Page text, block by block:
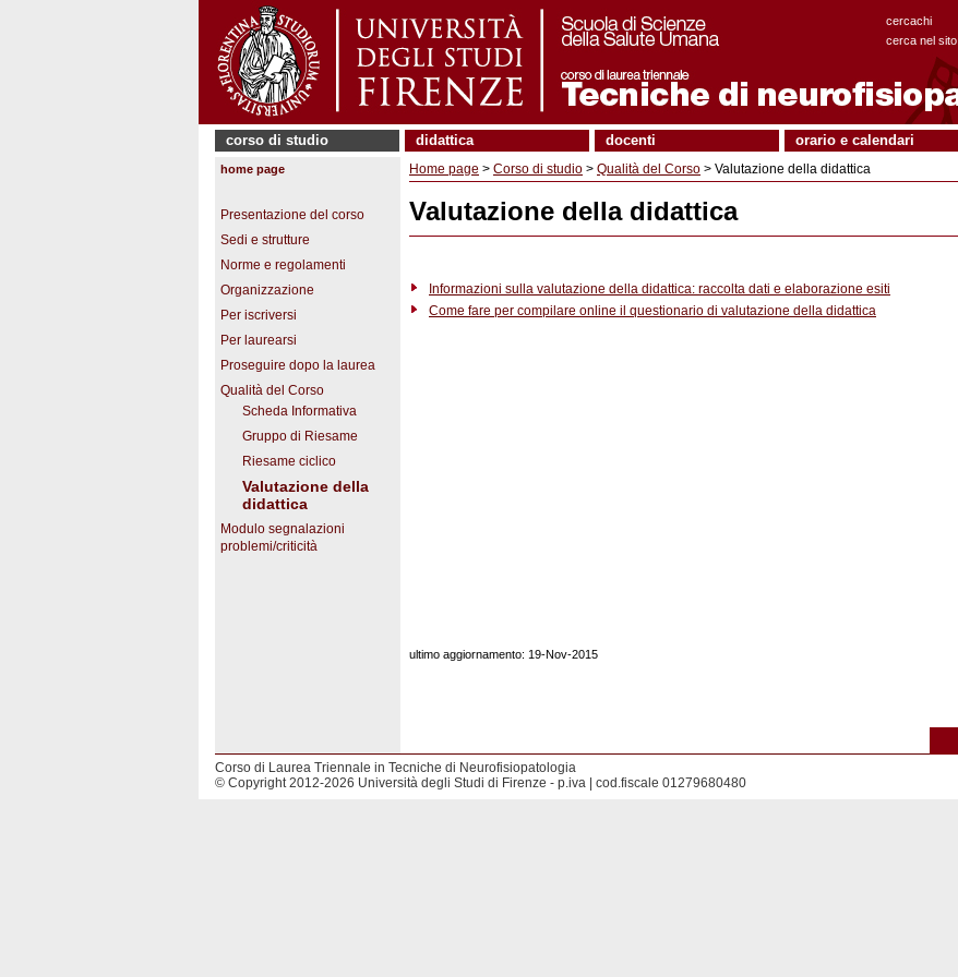
cercachi
cerca nel sito
corso di studio didattica docenti orario e calendari
home page
Presentazione del corso
Sedi e strutture
Norme e regolamenti
Organizzazione
Per iscriversi
Per laurearsi
Proseguire dopo la laurea
Qualità del Corso
Scheda Informativa
Gruppo di Riesame
Riesame ciclico
Valutazione della
didattica
Modulo segnalazioni
problemi/criticità
Home page > Corso di studio > Qualità del Corso > Valutazione della didattica
Valutazione della didattica
Informazioni sulla valutazione della didattica: raccolta dati e elaborazione esiti
Come fare per compilare online il questionario di valutazione della didattica
ultimo aggiornamento: 19-Nov-2015
Corso di Laurea Triennale in Tecniche di Neurofisiopatologia
© Copyright 2012-2026 Università degli Studi di Firenze - p.iva | cod.fiscale 01279680480